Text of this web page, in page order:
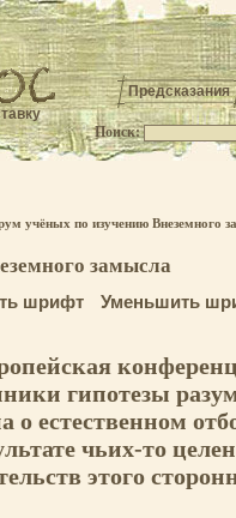
Предсказания
Поиск:
учёных по изучению Внеземного
замысла
шрифт Уменьшить
гипотезы
естественном
чьих-то
этого